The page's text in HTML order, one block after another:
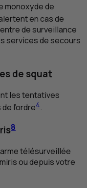
monoxyde de
en cas de
de surveillance
services de secours
de squat
les tentatives
l’ordre4.
8
télésurveillée
ou depuis votre